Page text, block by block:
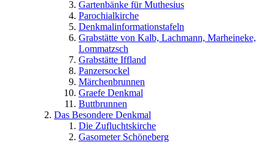
Gartenbänke für Muthesius
Parochialkirche
Denkmalinformationstafeln
Grabstätte von Kalb, Lachmann, Marheineke,
Lommatzsch
Grabstätte Iffland
Panzersockel
Märchenbrunnen
Graefe Denkmal
Buttbrunnen
Das Besondere Denkmal
Die Zufluchtskirche
Gasometer Schöneberg